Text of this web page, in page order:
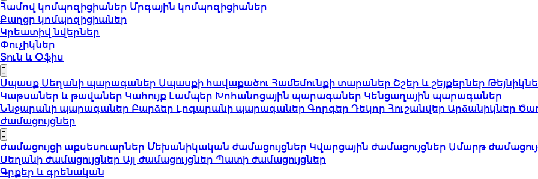
Համով կոմպոզիցիաներ Մրգային կոմպոզիցիաներ
Քաղցր կոմպոզիցիաներ
Կրեատիվ նվերներ
Փուչիկներ
Տուն և Օֆիս
Սպասք Սեղանի պարագաներ Սպասքի հավաքածու Համեմունքի տարաներ Շշեր և շեյքերներ
Կաթսաներ և թավաներ Կահույք Լամպեր Խոհանոցային պարագաներ Կենցաղային պարագաներ
Ննջարանի պարագաներ Բարձեր Լոգարանի պարագաներ Գորգեր Դեկոր Հուշանվեր Արձանիկներ
Ժամացույցներ
Ժամացույցի աքսեսուարներ Մեխանիկական ժամացույցներ Կվարցային ժամացույցներ Սմարթ
Սեղանի ժամացույցներ Այլ ժամացույցներ Պատի ժամացույցներ
Գրքեր և գրենական